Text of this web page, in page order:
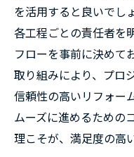
を活用すると良いでし
各工程ごとの責任者を
フローを事前に決めて
取り組みにより、プロ
信頼性の高いリフォー
ムーズに進めるための
理こそが、満足度の高